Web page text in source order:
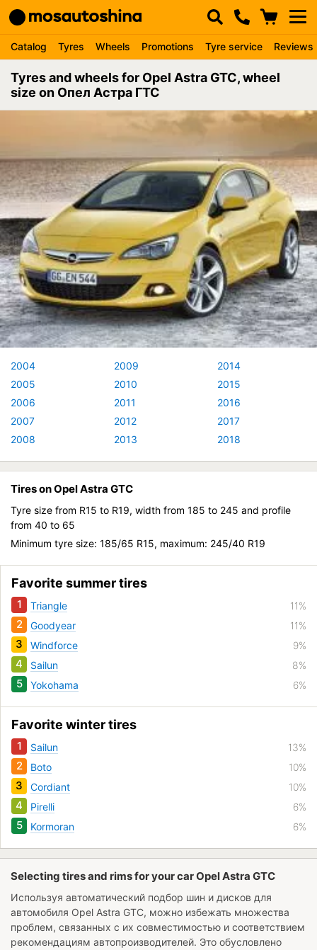
Catalog Tyres Wheels Promotions Tyre service Reviews
Tyres and wheels for Opel Astra GTC, wheel
size on Опел Астра ГТС
2004
2005
2006
2007
2008
2009
2010
2011
2012
2013
2014
2015
2016
2017
2018
Tires on Opel Astra GTC
Tyre size from R15 to R19, width from 185 to 245 and profile
from 40 to 65
Minimum tyre size: 185/65 R15, maximum: 245/40 R19
Favorite summer tires
1 Triangle 11%
2 Goodyear 11%
3 Windforce 9%
4 Sailun 8%
5 Yokohama 6%
Favorite winter tires
1 Sailun 13%
2 Boto 10%
3 Cordiant 10%
4 Pirelli 6%
5 Kormoran 6%
Selecting tires and rims for your car Opel Astra GTC
Используя автоматический подбор шин и дисков для
автомобиля Opel Astra GTC, можно избежать множества
проблем, связанных с их совместимостью и соответствием
рекомендациям автопроизводителей. Это обусловлено